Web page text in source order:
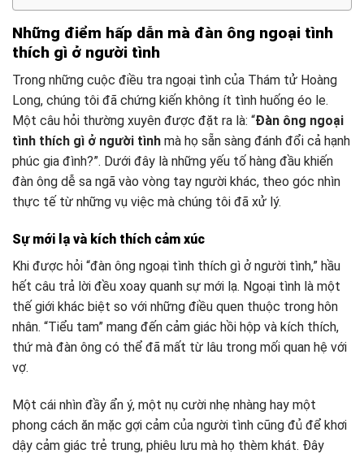
Những điểm hấp dẫn mà đàn ông ngoại tình
thích gì ở người tình
Trong những cuộc điều tra ngoại tình của Thám tử Hoàng
Long, chúng tôi đã chứng kiến không ít tình huống éo le.
Một câu hỏi thường xuyên được đặt ra là: “Đàn ông ngoại
tình thích gì ở người tình mà họ sẵn sàng đánh đổi cả hạnh
phúc gia đình?”. Dưới đây là những yếu tố hàng đầu khiến
đàn ông dễ sa ngã vào vòng tay người khác, theo góc nhìn
thực tế từ những vụ việc mà chúng tôi đã xử lý.
Sự mới lạ và kích thích cảm xúc
Khi được hỏi “đàn ông ngoại tình thích gì ở người tình,” hầu
hết câu trả lời đều xoay quanh sự mới lạ. Ngoại tình là một
thế giới khác biệt so với những điều quen thuộc trong hôn
nhân. “Tiểu tam” mang đến cảm giác hồi hộp và kích thích,
thứ mà đàn ông có thể đã mất từ lâu trong mối quan hệ với
vợ.
Một cái nhìn đầy ẩn ý, một nụ cười nhẹ nhàng hay một
phong cách ăn mặc gợi cảm của người tình cũng đủ để khơi
dậy cảm giác trẻ trung, phiêu lưu mà họ thèm khát. Đây